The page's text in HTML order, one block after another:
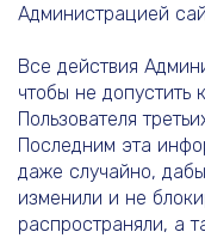
Администрацией
Все действия
чтобы не допустить
Пользователя
Последним эта
даже случайно,
изменили и не
распространяли, а